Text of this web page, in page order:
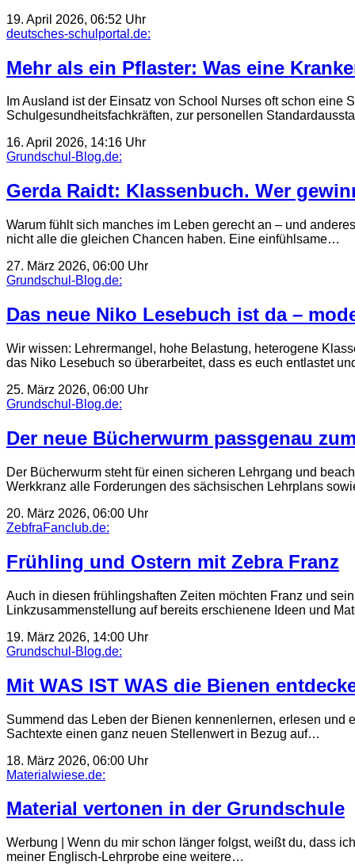
19. April 2026, 06:52 Uhr
deutsches-schulportal.de:
Mehr als ein Pflaster: Was eine
Im Ausland ist der Einsatz von School Nurses oft schon
Schulgesundheitsfachkräften, zur personellen
16. April 2026, 14:16 Uhr
Grundschul-Blog.de:
Gerda Raidt: Klassenbuch. Wer
Warum fühlt sich manches im Leben gerecht an – und
nicht alle die gleichen Chancen haben. Eine einfühlsame…
27. März 2026, 06:00 Uhr
Grundschul-Blog.de:
Das neue Niko Lesebuch ist da –
Wir wissen: Lehrermangel, hohe Belastung, heterogene
das Niko Lesebuch so überarbeitet, dass es euch entlastet
25. März 2026, 06:00 Uhr
Grundschul-Blog.de:
Der neue Bücherwurm passgenau
Der Bücherwurm steht für einen sicheren Lehrgang und
Werkkranz alle Forderungen des sächsischen Lehrplans
20. März 2026, 06:00 Uhr
ZebfraFanclub.de:
Frühling und Ostern mit Zebra Franz
Auch in diesen frühlingshaften Zeiten möchten Franz und
Linkzusammenstellung auf bereits erschienene Ideen und
19. März 2026, 14:00 Uhr
Grundschul-Blog.de:
Mit WAS IST WAS die Bienen
Summend das Leben der Bienen kennenlernen, erlesen und
Sachtexte einen ganz neuen Stellenwert in Bezug auf…
18. März 2026, 06:00 Uhr
Materialwiese.de:
Material vertonen in der Grundschule
Werbung | Wenn du mir schon länger folgst, weißt du, dass
meiner Englisch-Lehrprobe eine weitere…